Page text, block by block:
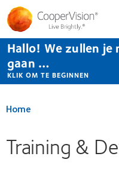
Overslaan
en
naar
de
inhoud
gaan
Hallo! We zullen
gaan …
KLIK OM TE BEGINNEN
Home
Training &